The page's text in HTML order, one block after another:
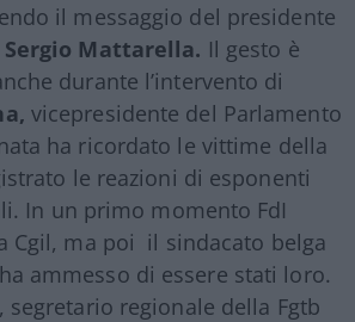
il messaggio del presidente
Sergio Mattarella. Il gesto è
durante l’intervento di
vicepresidente del Parlamento
ha ricordato le vittime della
le reazioni di esponenti
In un primo momento FdI
Cgil, ma poi il sindacato belga
ammesso di essere stati loro.
segretario regionale della Fgtb